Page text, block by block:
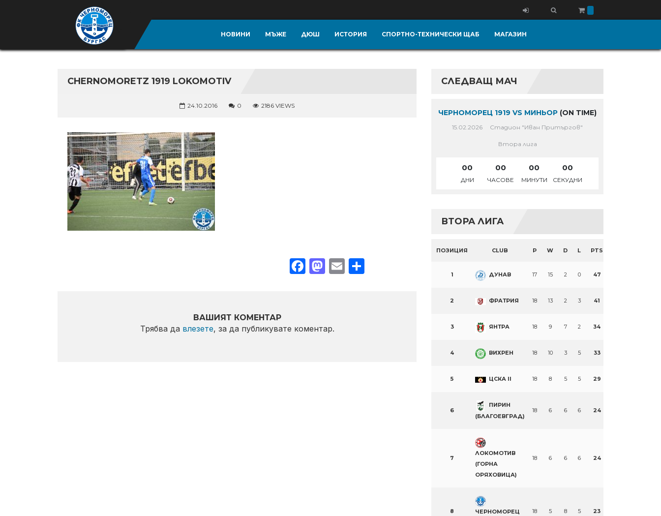
НОВИНИ МЪЖЕ ДЮШ ИСТОРИЯ СПОРТНО-ТЕХНИЧЕСКИ ЩАБ МАГАЗИН
CHERNOMORETZ 1919 LOKOMOTIV
24.10.2016 0 2186 VIEWS
Facebook
Mastodon
EmailShare
ВАШИЯТ КОМЕНТАР
Трябва да влезете, за да публикувате коментар.
СЛЕДВАЩ МАЧ
ЧЕРНОМОРЕЦ 1919 VS МИНЬОР (ON TIME)
15.02.2026 Стадион "Иван Притъргов"
Втора лига
00
ДНИ
00
ЧАСОВЕ
00
МИНУТИ
00
СЕКУДНИ
ВТОРА ЛИГА
ПОЗИЦИЯ CLUB P W D L PTS
1 ДУНАВ 17 15 2 0 47
2 ФРАТРИЯ 18 13 2 3 41
3 ЯНТРА 18 9 7 2 34
4 ВИХРЕН 18 10 3 5 33
5 ЦСКА II 18 8 5 5 29
6
ПИРИН
(БЛАГОЕВГРАД)
18 6 6 6 24
7
ЛОКОМОТИВ
(ГОРНА
ОРЯХОВИЦА)
18 6 6 6 24
8
ЧЕРНОМОРЕЦ
18 5 8 5 23